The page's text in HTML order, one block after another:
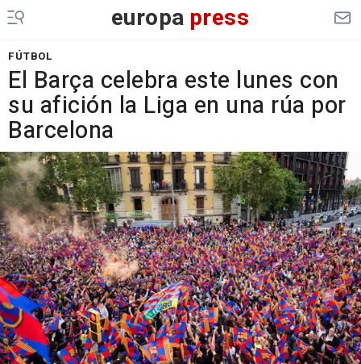
europa press
FÚTBOL
El Barça celebra este lunes con
su afición la Liga en una rúa por
Barcelona